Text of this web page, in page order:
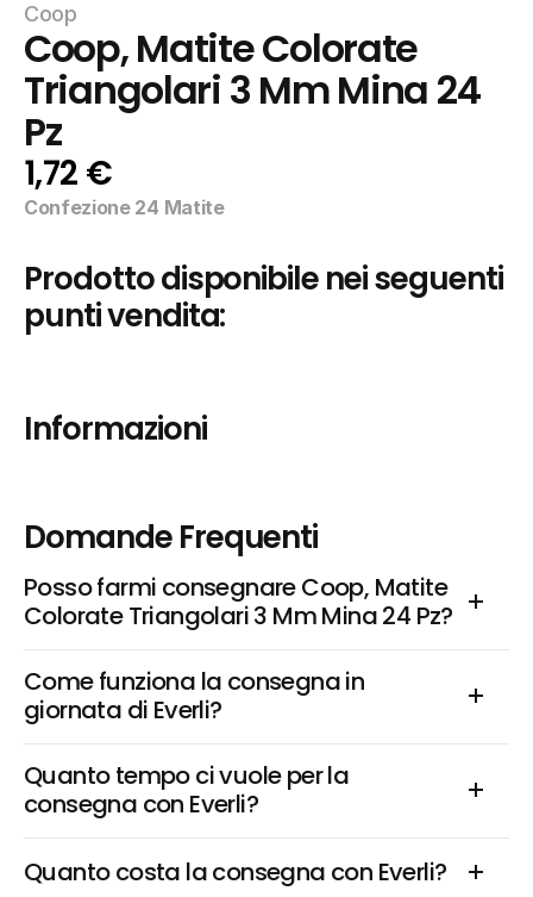
Coop
Coop, Matite Colorate
Triangolari 3 Mm Mina 24
Pz
1,72 €
Confezione 24 Matite
Prodotto disponibile nei seguenti
punti vendita:
Informazioni
Domande Frequenti
Posso farmi consegnare Coop, Matite
Colorate Triangolari 3 Mm Mina 24 Pz?
Come funziona la consegna in
giornata di Everli?
Quanto tempo ci vuole per la
consegna con Everli?
Quanto costa la consegna con Everli?